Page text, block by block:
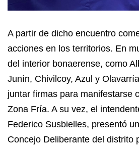
A partir de dicho encuentro
acciones en los territorios. En
del interior bonaerense, como
Junín, Chivilcoy, Azul y
juntar firmas para manifestarse
Zona Fría. A su vez, el
Federico Susbielles, presentó
Concejo Deliberante del distrito